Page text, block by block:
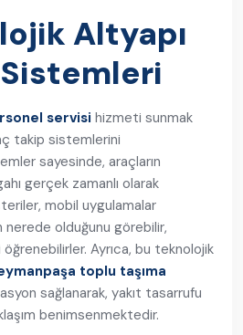
Altyapı
servisi hizmeti sunmak
takip sistemlerini
sayesinde, araçların
gerçek zamanlı olarak
mobil uygulamalar
nerede olduğunu görebilir,
Ayrıca, bu teknolojik
toplu taşıma
sağlanarak, yakıt tasarrufu
benimsenmektedir.